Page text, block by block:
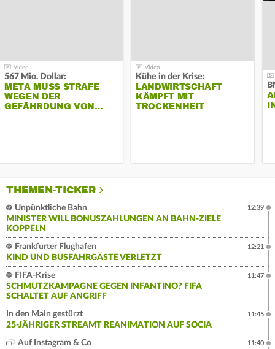
567 Mio. Dollar:
META MUSS STRAFE
WEGEN DER
GEFÄHRDUNG VON…
Kühe in der Krise:
LANDWIRTSCHAFT
KÄMPFT MIT
TROCKENHEIT
THEMEN-TICKER
Unpünktliche Bahn
MINISTER WILL BONUSZAHLUNGEN AN BAHN-ZIELE
KOPPELN
12:39
Frankfurter Flughafen
KIND UND BUSFAHRGÄSTE VERLETZT
12:21
FIFA-Krise
SCHMUTZKAMPAGNE GEGEN INFANTINO? FIFA
SCHALTET AUF ANGRIFF
11:47
In den Main gestürzt
25-JÄHRIGER STREAMT REANIMATION AUF SOCIA
11:45
Auf Instagram & Co
11:40